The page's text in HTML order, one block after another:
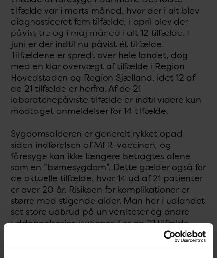
tilfælde var i marts måned, hvor der i alt blev
diagnosticeret fem tilfælde, i april blev der
påvist tre og i maj måned i alt 12 tilfælde. I
juni er der indtil nu påvist ét tilfælde.
Tilfældene er spredt over hele landet, dog
med en klar overvægt af tilfælde i Region
Hovedstaden og Region Sjælland, idet 12 af
de 21 tilfælde er herfra. Af de 21
laboratoriepåviste tilfælde er indtil videre kun
modtaget anmeldelser for 14 tilfælde.
Sygdomsalderen er generelt rykket opad
siden indførelsen af MFR-vaccinen, og
fåresyge kan ikke længere betragtes alene
som en ”børnesygdom”. Dette gælder også for
de aktuelle tilfælde, hvor 14 ud af 21 patienter
er over 20 år. Risikoen for komplikationer er
større med stigende alder. Man har i udlandet
set store udbrud på universiteter og andre
uddannelsesinstitutioner. For de 21 tilfælde
påvist i foråret 2013, er tre tilfælde påvist på